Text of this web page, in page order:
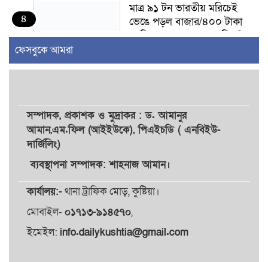
৪
মাত্র ৯১ টন ভারতীয় মরিচেই
ভেঙে পড়ল বাজার/৪০০ টাকা
কেজি দাম কে ধরে রেখেছিল?
জুলাই আন্দোলন ছিল সম্মিলিত,
৬
ভোরে ঝিনাইদহ সীমান্তে জটলা
দেখে বিএসএফের রাবার বুলেট,
৭
চুয়াডাঙ্গা/ প্রথম স্ত্রীকে নিয়ে
মালয়েশিয়ায়, দ্বিতীয় স্ত্রী
বুলডোজার দিয়ে ভাঙলো স্বামীর
ফেসবুকে আমরা
সম্পাদক, প্রকাশকওমুদ্রাকর: ড. আমানুর
আমান,এম.ফিল (আইইউকে), পিএইচডি ( এনবিইউ-
দার্জিলিং)
ব্যবস্থাপনা সম্পাদক: শাহনাজ আমান।
কার্যালয়:-থানা ট্রাফিক মোড়, কুষ্টিয়া।
মোবাইল- ০১৭১৩-৯১৪৫৭০,
ইমেইল: info.dailykushtia@gmail.com